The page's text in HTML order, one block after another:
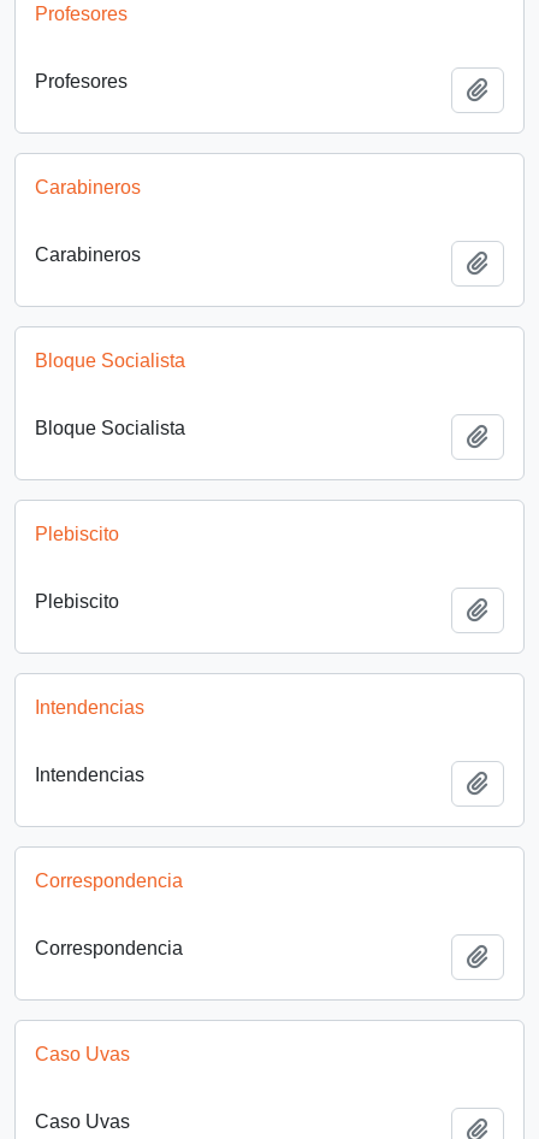
Profesores
Profesores
Carabineros
Carabineros
Bloque Socialista
Bloque Socialista
Plebiscito
Plebiscito
Intendencias
Intendencias
Correspondencia
Correspondencia
Caso Uvas
Caso Uvas